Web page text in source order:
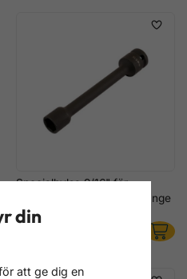
Specialhylsa 9/16" för
kardanaxel Land Rover Range
Rover
din
att ge dig en